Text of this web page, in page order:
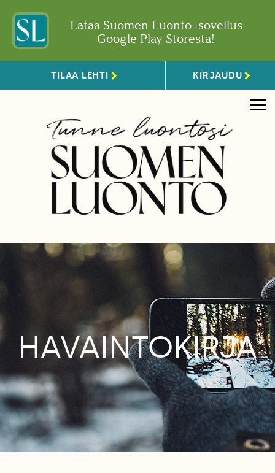
Lataa Suomen Luonto -sovellus
Google Play Storesta!
TILAA LEHTI KIRJAUDU
HAVAINTOKIRJA